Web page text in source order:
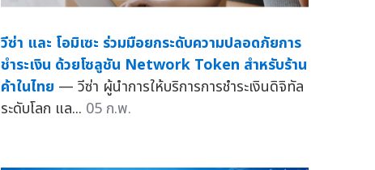
วีซ่า และ โอมิเซะ ร่วมมือยกระดับความปลอดภัยการ
ชำระเงิน ด้วยโซลูชัน Network Token สำหรับร้าน
ค้าในไทย — วีซ่า ผู้นำการให้บริการการชำระเงินดิจิทัล
ระดับโลก แล... 05 ก.พ.